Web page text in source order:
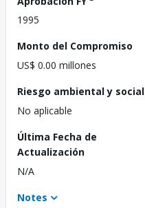
1995
Monto del Compromiso
US$ 0.00 millones
Riesgo ambiental y social
No aplicable
Última Fecha de
Actualización
N/A
Notes